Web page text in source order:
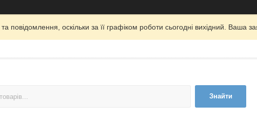
оскільки за її графіком роботи сьогодні вихідний. Ваша
Знайти